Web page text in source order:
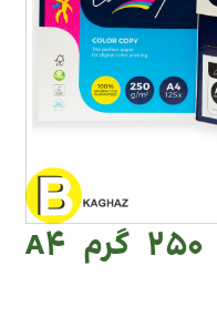
کالر کپی عروسکی ۲۵۰ گرم A۴